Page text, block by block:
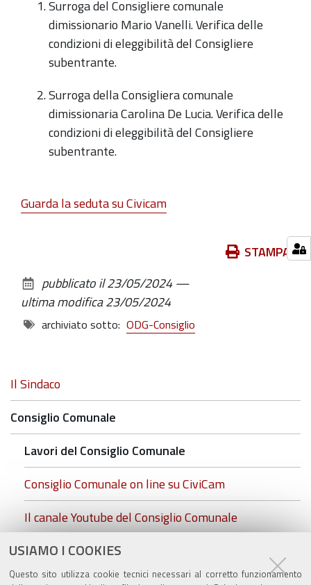
USIAMO I COOKIES
Questo sito utilizza cookie tecnici necessari al corretto funzionamento
Surroga del Consigliere comunale
dimissionario Mario Vanelli. Verifica delle
condizioni di eleggibilità del Consigliere
subentrante.
Surroga della Consigliera comunale
dimissionaria Carolina De Lucia. Verifica delle
condizioni di eleggibilità del Consigliere
subentrante.
Guarda la seduta su Civicam
documento
STAMPA
pubblicato il23/05/2024—
ultima modifica23/05/2024
archiviato sotto: ODG-Consiglio
Navigazione
Il Sindaco
Consiglio Comunale
Lavori del Consiglio Comunale
Consiglio Comunale on line su CiviCam
Il canale Youtube del Consiglio Comunale
cc.foto insediamento.rgb.jpg